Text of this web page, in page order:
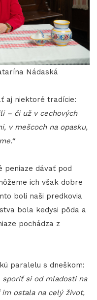
Nádaská
aj niektoré tradície:
– či už v cechových
v mešcoch na opasku,
peniaze dávať pod
ich však dobre
boli naši predkovia
bola kedysi pôda a
pochádza z
paralelu s dneškom:
sporiť si od mladosti na
ostala na celý život,